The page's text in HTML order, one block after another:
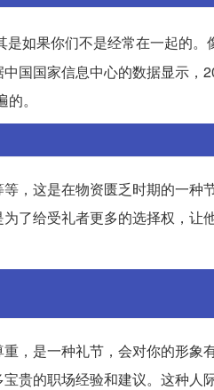
如果你们不是经常在一起的。
国国家信息中心的数据显示，
。
，这是在物资匮乏时期的一种
了给受礼者更多的选择权，让
，是一种礼节，会对你的形象
贵的职场经验和建议。这种人